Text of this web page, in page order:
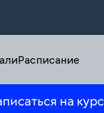
Расписание
на курс